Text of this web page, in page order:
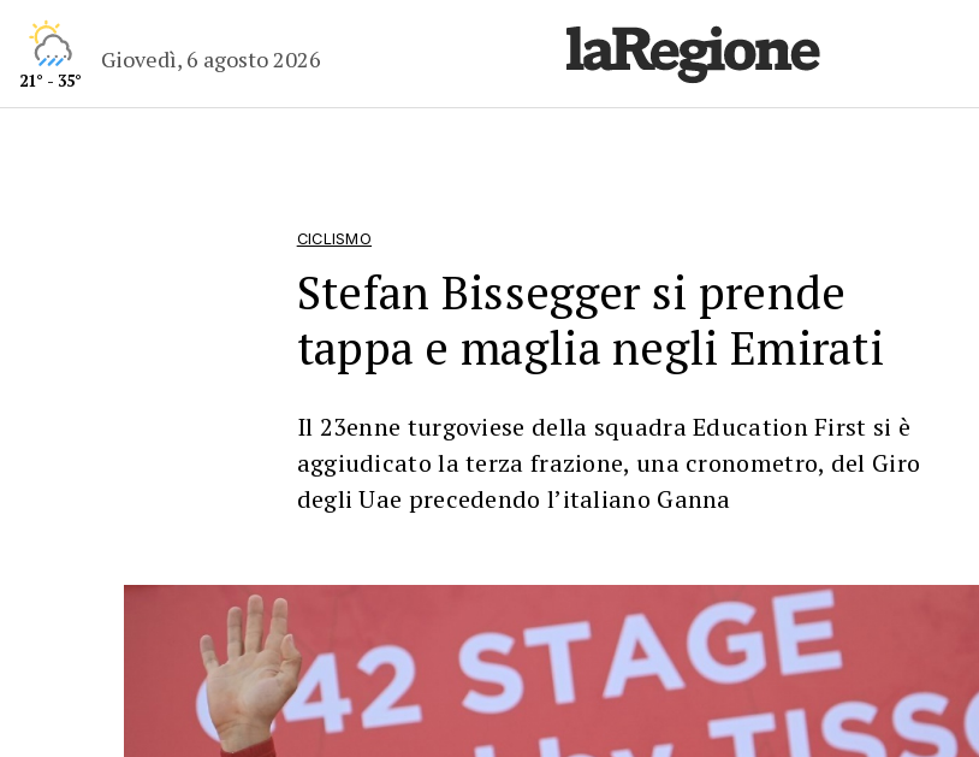
21° - 35°
Giovedì, 6 agosto 2026
CICLISMO
Stefan Bissegger si prende
tappa e maglia negli Emirati
Il 23enne turgoviese della squadra Education First si è
aggiudicato la terza frazione, una cronometro, del Giro
degli Uae precedendo l’italiano Ganna